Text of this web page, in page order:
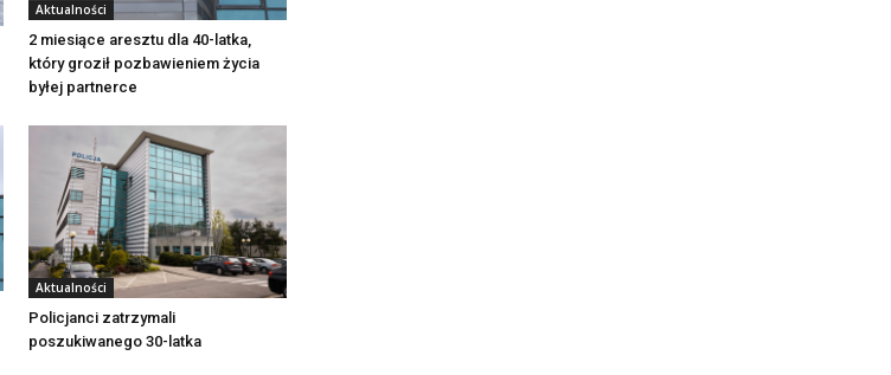
Aktualności
2 miesiące aresztu dla 40-latka,
który groził pozbawieniem życia
byłej partnerce
Aktualności
Policjanci zatrzymali
poszukiwanego 30-latka